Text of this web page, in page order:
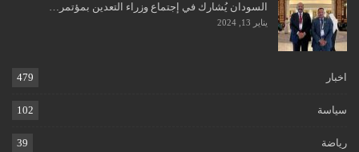
السودان يُشارك في إجتماع وزراء التعدين بمؤتمر…
يناير 13, 2024
اخبار 479
سياسة 102
رياضة 39